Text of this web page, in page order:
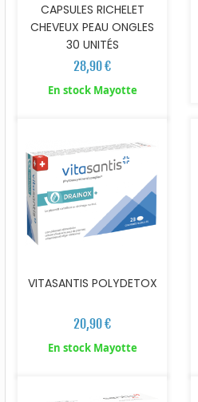
CAPSULES RICHELET
CHEVEUX PEAU ONGLES
30 UNITÉS
28,90 €
En stock Mayotte
VITASANTIS POLYDETOX
20,90 €
En stock Mayotte